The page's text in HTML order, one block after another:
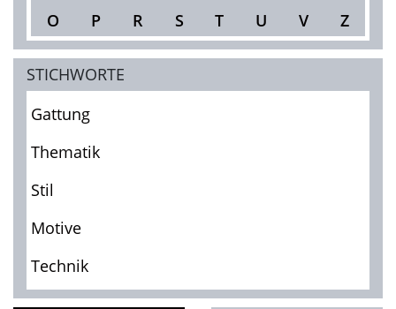
O
P R S T U V Z
STICHWORTE
Gattung
Thematik
Stil
Motive
Technik